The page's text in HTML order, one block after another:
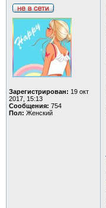
Зарегистрирован: 19 окт
2017, 15:13
Сообщения: 754
Пол: Женский